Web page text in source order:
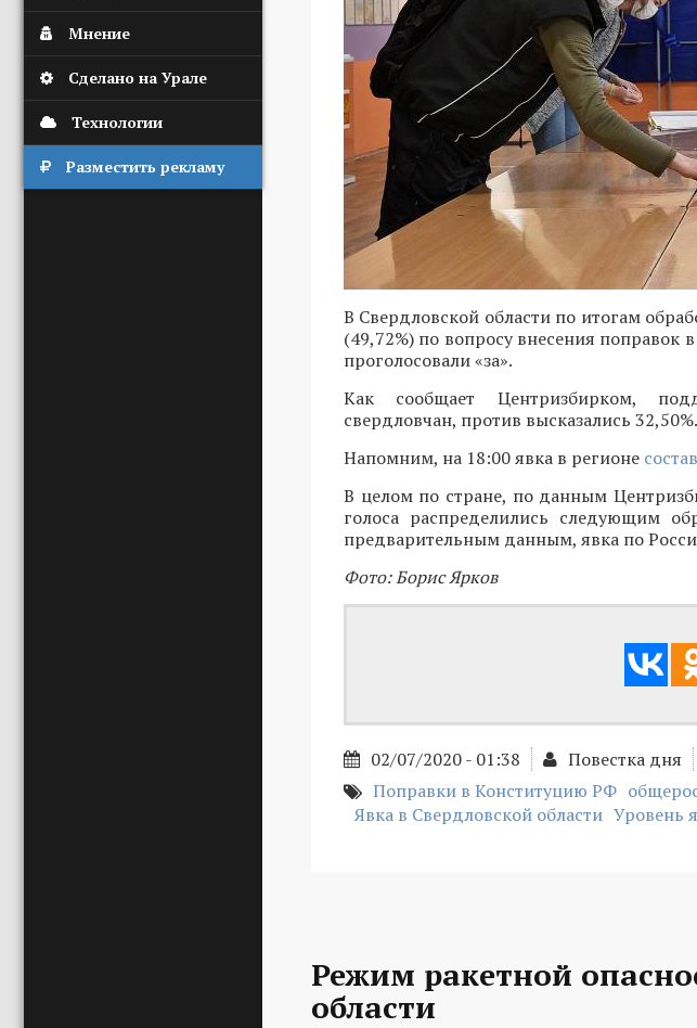
Мнение
Сделано на Урале
Технологии
Разместить рекламу
В Свердловской области по итогам
(49,72%) по вопросу внесения
проголосовали «за».
Как сообщает Центризбирком,
свердловчан, против высказались 32,50%.
Напомним, на 18:00 явка в регионе
В целом по стране, по данным
голоса распределились следующим
предварительным данным, явка по
Фото: Борис Ярков
02/07/2020 - 01:38 Повестка дня
Поправки в Конституцию РФ
Явка в Свердловской области Уровень
Режим ракетной
области